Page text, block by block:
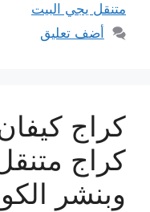
متنقل يجي البيت
أضف تعليق
كراج
وبنشر